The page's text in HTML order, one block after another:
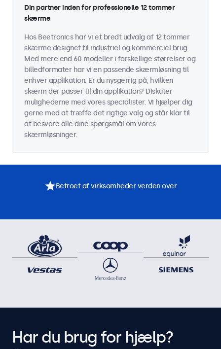
Din partner inden for professionelle 12 tommer
skærme
Hos Beetronics har vi et bredt udvalg af 12 tommer
skærme designet til industriel og kommerciel brug.
Med mere end 60 modeller i forskellige størrelser og
billedformater har vi en passende skærmløsning til
enhver applikation. Er du nysgerrig på, hvilken
skærm der passer til din applikation? Diskuter
mulighederne med vores specialister. Vi hjælper dig
gerne med at træffe det rigtige valg og står klar til
at besvare alle dine spørgsmål om vores
skærmløsninger.
Betroet af virksomheder verden over
Har du brug for hjælp?